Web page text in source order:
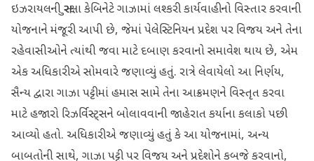
ઇઝરાયલની સુરક્ષા કેબિનેટે ગાઝામાં લશ્કરી કાર્યવાહીનો વિસ્તાર કરવાની
યોજનાને મંજૂરી આપી છે, જેમાં પેલેસ્ટિનિયન પ્રદેશ પર વિજય અને તેના
રહેવાસીઓને ત્યાંથી જવા માટે દબાણ કરવાનો સમાવેશ થાય છે, એમ
એક અધિકારીએ સોમવારે જણાવ્યું હતું. રાત્રે લેવાયેલો આ નિર્ણય,
સૈન્ય દ્વારા ગાઝા પટ્ટીમાં હમાસ સામે તેના આક્રમણને વિસ્તૃત કરવા
માટે હજારો રિઝર્વિસ્ટ્સને બોલાવવાની જાહેરાત કર્યાના કલાકો પછી
આવ્યો હતો. અધિકારીએ જણાવ્યું હતું કે આ યોજનામાં, અન્ય
બાબતોની સાથે, ગાઝા પટ્ટી પર વિજય અને પ્રદેશોને કબજે કરવાનો,